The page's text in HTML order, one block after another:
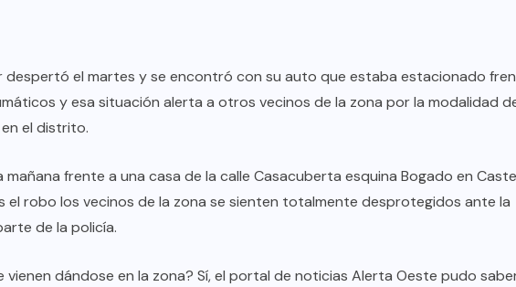
despertó el martes y se encontró con su auto que estaba estacionado
y esa situación alerta a otros vecinos de la zona por la modalidad
el distrito.
mañana frente a una casa de la calle Casacuberta esquina Bogado en
el robo los vecinos de la zona se sienten totalmente desprotegidos ante la
de la policía.
vienen dándose en la zona? Sí, el portal de noticias Alerta Oeste pudo